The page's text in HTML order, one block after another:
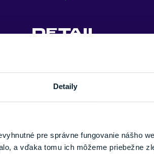
Detaily
pre správne fungovanie nášho
a vďaka tomu ich môžeme priebežne
DETAIL
tasmánske Merino
materiál